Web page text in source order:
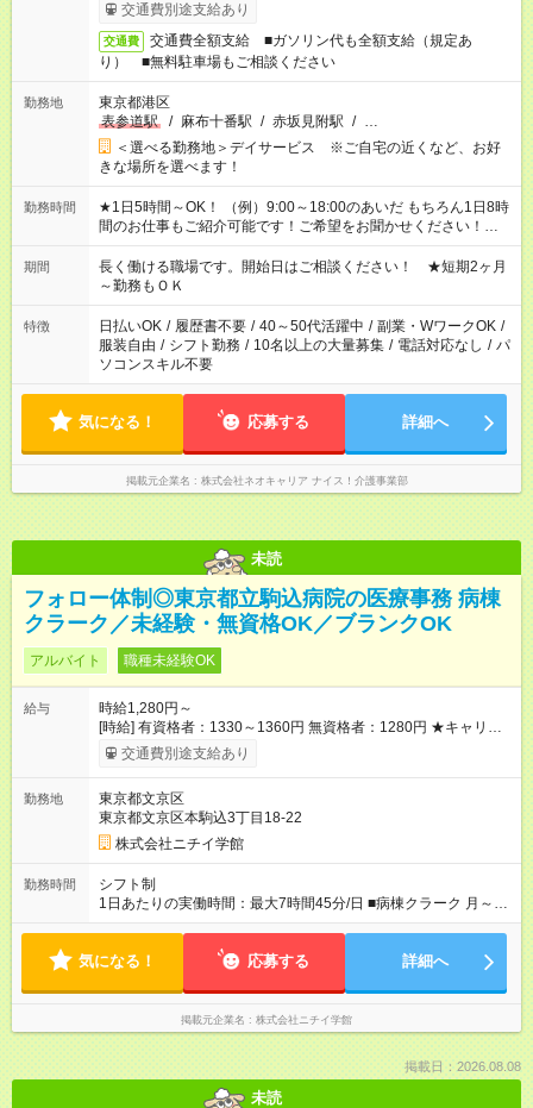
交通費別途支給あり
交通費
交通費全額支給 ■ガソリン代も全額支給（規定あ
り） ■無料駐車場もご相談ください
勤務地
東京都港区
表参道駅
/ 麻布十番駅 / 赤坂見附駅 / …
＜選べる勤務地＞デイサービス ※ご自宅の近くなど、お好
きな場所を選べます！
勤務時間
★1日5時間～OK！ （例）9:00～18:00のあいだ もちろん1日8時
間のお仕事もご紹介可能です！ご希望をお聞かせください！★家
庭の都合でお休みが必要な場合も遠慮なくご相談ください。 ※
週最低15時間以上の勤務が必要です
期間
長く働ける職場です。開始日はご相談ください！ ★短期2ヶ月
～勤務もＯＫ
特徴 日払いOK / 履歴書不要 / 40～50代活躍中 / 副業・WワークOK /
服装自由 / シフト勤務 / 10名以上の大量募集 / 電話対応なし / パ
ソコンスキル不要
気になる！ 応募する 詳細へ
掲載元企業名 株式会社ネオキャリア ナイス！介護事業部
未読
フォロー体制◎東京都立駒込病院の医療事務 病棟
クラーク／未経験・無資格OK／ブランクOK
アルバイト 職種未経験OK
給与
時給1,280円～
[時給] 有資格者：1330～1360円 無資格者：1280円 ★キャリア
アップ制度あり 進級により給与がアップします！ 【試用期間】
試用期間あり 試用期間の長さ：3ヶ月 雇用形態、給与は本採用
交通費別途支給あり
勤務地
東京都文京区
東京都文京区本駒込3丁目18-22
株式会社ニチイ学館
勤務時間
シフト制
1日あたりの実働時間：最大7時間45分/日 ■病棟クラーク 月～土
8:30～17:15（休憩60分） 8:30～12:30（休憩なし） ※上記時間
～17:15などの短い時間でもOKです！ お気軽にお時間ご相談
気になる！ 応募する 詳細へ
掲載元企業名 株式会社ニチイ学館
掲載日：2026.08.08
未読